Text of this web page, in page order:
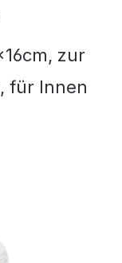
zur
für Innen